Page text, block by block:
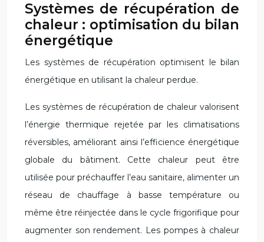
Systèmes de récupération de
chaleur : optimisation du bilan
énergétique
Les systèmes de récupération optimisent le bilan
énergétique en utilisant la chaleur perdue.
Les systèmes de récupération de chaleur valorisent
l’énergie thermique rejetée par les climatisations
réversibles, améliorant ainsi l’efficience énergétique
globale du bâtiment. Cette chaleur peut être
utilisée pour préchauffer l’eau sanitaire, alimenter un
réseau de chauffage à basse température ou
même être réinjectée dans le cycle frigorifique pour
augmenter son rendement. Les pompes à chaleur